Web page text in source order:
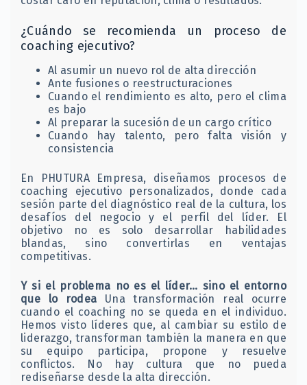
¿Cuándo se recomienda un proceso de
coaching ejecutivo?
Al asumir un nuevo rol de alta dirección
Ante fusiones o reestructuraciones
Cuando el rendimiento es alto, pero el clima
es bajo
Al preparar la sucesión de un cargo crítico
Cuando hay talento, pero falta visión y
consistencia
En PHUTURA Empresa, diseñamos procesos de
coaching ejecutivo personalizados, donde cada
sesión parte del diagnóstico real de la cultura, los
desafíos del negocio y el perfil del líder. El
objetivo no es solo desarrollar habilidades
blandas, sino convertirlas en ventajas
competitivas.
Y si el problema no es el líder… sino el entorno
que lo rodea Una transformación real ocurre
cuando el coaching no se queda en el individuo.
Hemos visto líderes que, al cambiar su estilo de
liderazgo, transforman también la manera en que
su equipo participa, propone y resuelve
conflictos. No hay cultura que no pueda
rediseñarse desde la alta dirección.